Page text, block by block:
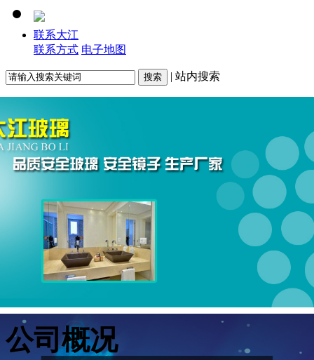
联系大江
联系方式 电子地图
| 站内搜索
公司概况